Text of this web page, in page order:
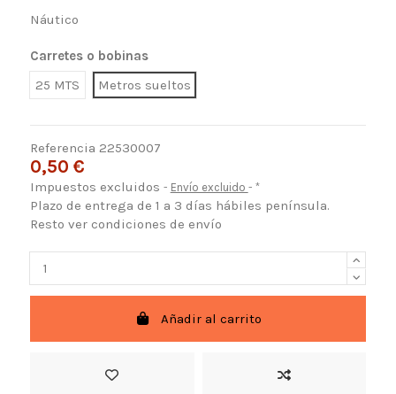
Náutico
Carretes o bobinas
25 MTS
Metros sueltos
Referencia 22530007
0,50 €
Impuestos excluidos Envío excluido *
Plazo de entrega de 1 a 3 días hábiles península.
Resto ver condiciones de envío
Añadir al carrito